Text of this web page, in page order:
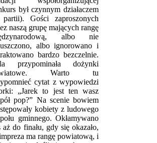
był czynnym działaczem
Gości zaproszonych
naszą grupę mających rangę
albo nie
albo ignorowano i
bardzo bezczelnie.
przypominała dożynki
Warto tu
cytat z wypowiedzi
„Jarek to jest ten wasz
pop?” Na scenie bowiem
kobiety z ludowego
gminnego. Okłamywano
aż do finału, gdy się okazało,
ma rangę powiatową, i